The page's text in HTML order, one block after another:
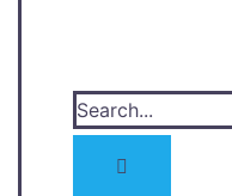
Search
for: